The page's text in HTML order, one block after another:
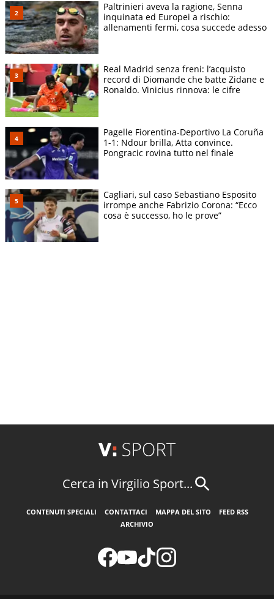
Paltrinieri aveva la ragione, Senna
inquinata ed Europei a rischio:
allenamenti fermi, cosa succede adesso
Real Madrid senza freni: l’acquisto
record di Diomande che batte Zidane e
Ronaldo. Vinicius rinnova: le cifre
Pagelle Fiorentina-Deportivo La Coruña
1-1: Ndour brilla, Atta convince.
Pongracic rovina tutto nel finale
Cagliari, sul caso Sebastiano Esposito
irrompe anche Fabrizio Corona: “Ecco
cosa è successo, ho le prove”
Cerca in Virgilio Sport...
CONTENUTI SPECIALI CONTATTACI MAPPA DEL SITO
FEED RSS
ARCHIVIO